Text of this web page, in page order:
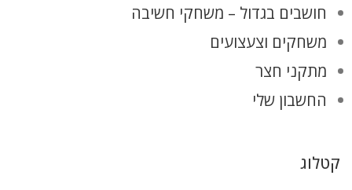
חושבים בגדול – משחקי חשיבה
משחקים וצעצועים
מתקני חצר
החשבון שלי
קטלוג